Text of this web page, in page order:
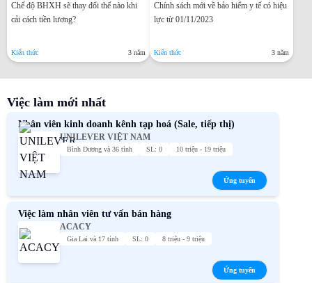
Việc làm mới nhất
Nhân viên kinh doanh kênh tạp hoá (Sale, tiếp thị)
UNILEVER VIỆT NAM
Bình Dương và 36 tỉnh SL: 0 10 triệu - 19 triệu
Ứng tuyển
Việc làm nhân viên tư vấn bán hàng
ACACY
Gia Lai và 17 tỉnh SL: 0 8 triệu - 9 triệu
Ứng tuyển
Chế độ BHXH sẽ thay đổi thế nào khi
cải cách tiền lương?
Kiến thức 3 năm
Chính sách mới về bảo hiểm y tế có hiệu
lực từ 01/11/2023
Kiến thức 3 năm